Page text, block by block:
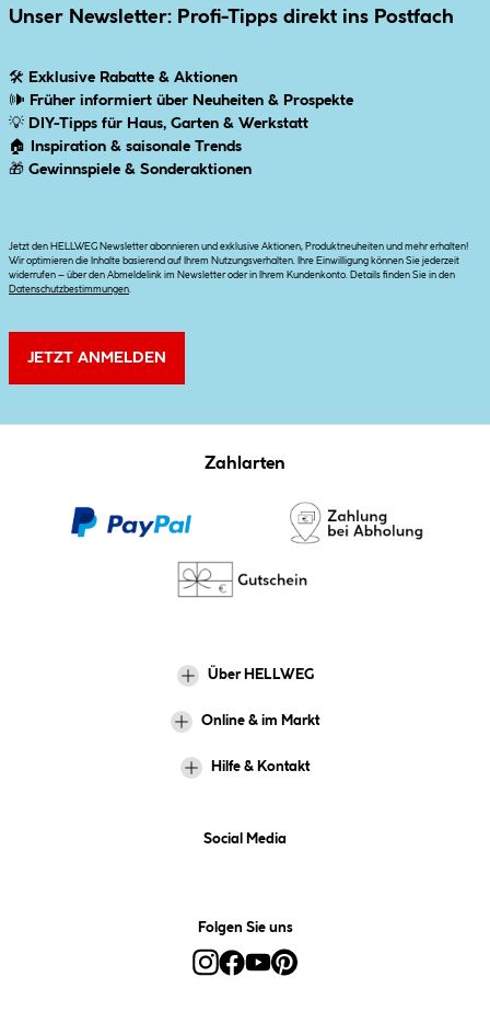
Unser Newsletter: Profi-Tipps direkt ins Postfach
🛠 Exklusive Rabatte & Aktionen
🕪 Früher informiert über Neuheiten & Prospekte
💡 DIY-Tipps für Haus, Garten & Werkstatt
🏠
Inspiration & saisonale Trends
🎁 Gewinnspiele & Sonderaktionen
Jetzt den HELLWEG Newsletter abonnieren und exklusive Aktionen, Produktneuheiten und mehr erhalten!
Wir optimieren die Inhalte basierend auf Ihrem Nutzungsverhalten. Ihre Einwilligung können Sie jederzeit
widerrufen – über den Abmeldelink im Newsletter oder in Ihrem Kundenkonto. Details finden Sie in den
Datenschutzbestimmungen
JETZT ANMELDEN
Zahlarten
Über HELLWEG
Online & im Markt
Hilfe & Kontakt
Social Media
Folgen Sie uns